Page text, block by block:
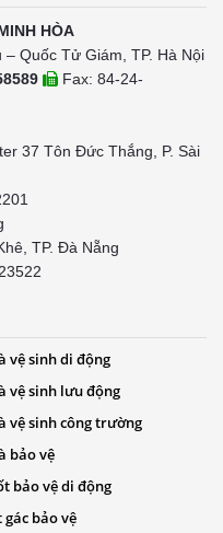
HÒA
Quốc Tử Giám, TP. Hà Nội
Fax: 84-24-
37 Tôn Đức Thắng, P. Sài
TP. Đà Nẵng
vệ sinh di động
vệ sinh lưu động
vệ sinh công trường
bảo vệ
bảo vệ di động
gác bảo vệ